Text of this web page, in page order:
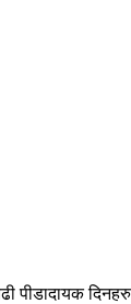
बढी पीडादायक